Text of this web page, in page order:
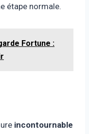
étape normale.
Fortune :
incontournable